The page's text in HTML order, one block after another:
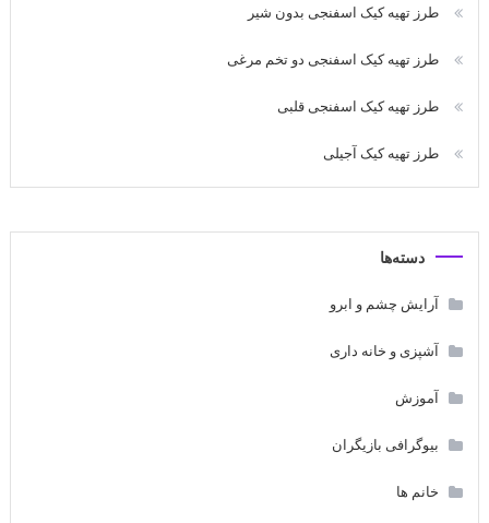
طرز تهیه کیک اسفنجی بدون شیر
طرز تهیه کیک اسفنجی دو تخم مرغی
طرز تهیه کیک اسفنجی قلبی
طرز تهیه کیک آجیلی
دسته‌ها
آرایش چشم و ابرو
آشپزی و خانه داری
آموزش
بیوگرافی بازیگران
خانم ها